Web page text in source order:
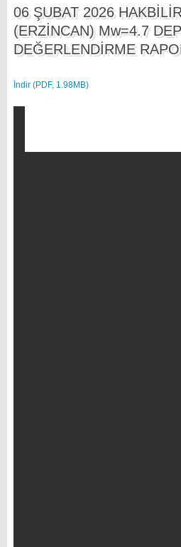
06 ŞUBAT 2026
(ERZİNCAN) Mw=4.7
DEĞERLENDİRME
İndir (PDF, 1.98MB)